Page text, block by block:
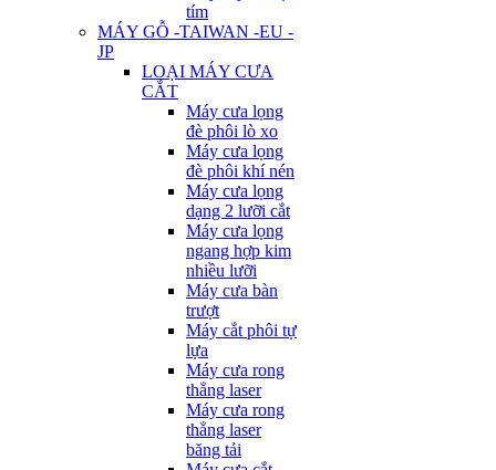
tím
MÁY GỖ -TAIWAN -EU -
JP
LOẠI MÁY CƯA
CẮT
Máy cưa lọng
đè phôi lò xo
Máy cưa lọng
đè phôi khí nén
Máy cưa lọng
dạng 2 lưỡi cắt
Máy cưa lọng
ngang hợp kim
nhiều lưỡi
Máy cưa bàn
trượt
Máy cắt phôi tự
lựa
Máy cưa rong
thẳng laser
Máy cưa rong
thẳng laser
băng tải